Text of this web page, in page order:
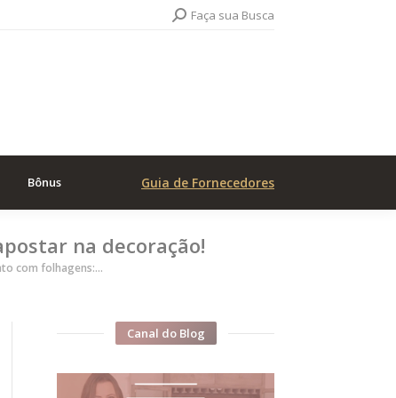
Search:Faça sua Busca
Bônus Guia de Fornecedores
na decoração!
com folhagens:…
Canal do Blog